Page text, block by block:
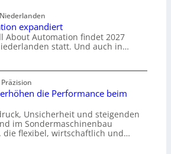
expandiert
About Automation findet 2027
statt. Und auch in…
die Performance beim
Unsicherheit und steigenden
im Sondermaschinenbau
die flexibel, wirtschaftlich und…